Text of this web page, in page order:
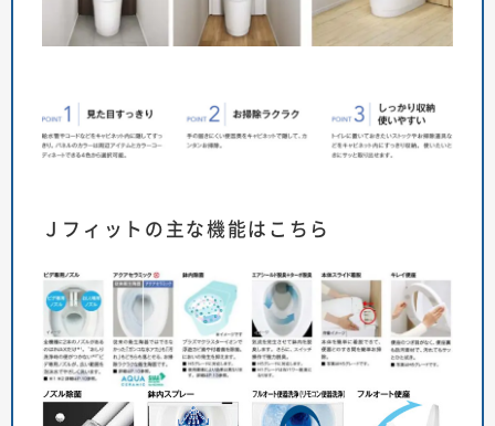
Ｊフィットの主な機能はこちら